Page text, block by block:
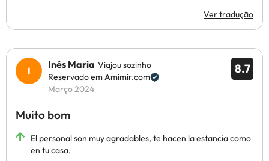
Ver tradução
8.7
Inés Maria Viajou sozinho
Reservado em Amimir.com
Março 2024
Muito bom
El personal son muy agradables, te hacen la estancia como
en tu casa.